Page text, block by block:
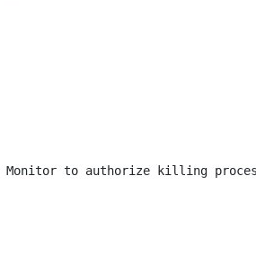
to authorize killing